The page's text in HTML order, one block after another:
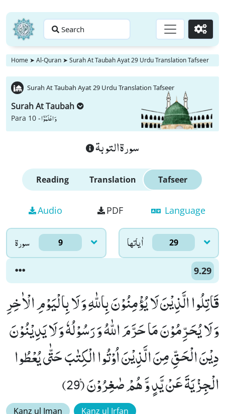
Search Go
Home ➤ Al-Quran ➤ Surah At Taubah Ayat 29 Urdu Translation Tafseer
Surah At Taubah Ayat 29 Urdu Translation Tafseer
Surah At Taubah
Para 10 -وَ اعْلَمُوْۤا
سورة التوبة
Reading Translation Tafseer
Audio PDF Language
سورۃ 9 اٰياتها 29
9.29
قَاتِلُوا الَّذِیْنَ لَا یُؤْمِنُوْنَ بِاللّٰهِ وَ لَا بِالْیَوْمِ الْاٰخِرِ
وَ لَا یُحَرِّمُوْنَ مَا حَرَّمَ اللّٰهُ وَ رَسُوْلُهٗ وَ لَا یَدِیْنُوْنَ
دِیْنَ الْحَقِّ مِنَ الَّذِیْنَ اُوْتُوا الْكِتٰبَ حَتّٰى یُعْطُوا
الْجِزْیَةَ عَنْ یَّدٍ وَّ هُمْ صٰغِرُوْنَ۠ (29)
Kanz ul Iman Kanz ul Irfan